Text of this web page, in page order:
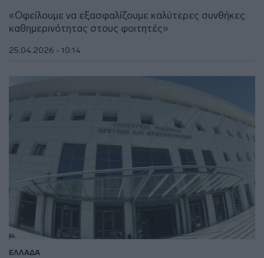
«Οφείλουμε να εξασφαλίζουμε καλύτερες συνθήκες
καθημερινότητας στους φοιτητές»
25.04.2026 - 10:14
ΕΛΛΑΔΑ